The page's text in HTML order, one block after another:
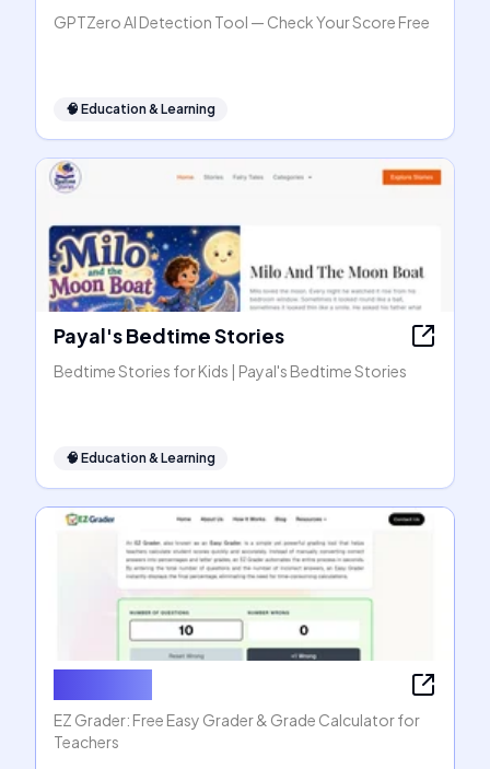
GPTZero AI Detection Tool — Check Your Score Free
🧠 Education & Learning
Payal's Bedtime Stories
Bedtime Stories for Kids | Payal's Bedtime Stories
🧠 Education & Learning
EZ Grader: Free Easy Grader & Grade Calculator for
Teachers